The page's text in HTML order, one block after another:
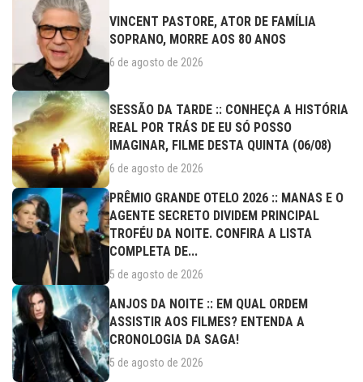
VINCENT PASTORE, ATOR DE FAMÍLIA
SOPRANO, MORRE AOS 80 ANOS
6 de agosto de 2026
SESSÃO DA TARDE :: CONHEÇA A HISTÓRIA
REAL POR TRÁS DE EU SÓ POSSO
IMAGINAR, FILME DESTA QUINTA (06/08)
6 de agosto de 2026
PRÊMIO GRANDE OTELO 2026 :: MANAS E O
AGENTE SECRETO DIVIDEM PRINCIPAL
TROFÉU DA NOITE. CONFIRA A LISTA
COMPLETA DE...
5 de agosto de 2026
ANJOS DA NOITE :: EM QUAL ORDEM
ASSISTIR AOS FILMES? ENTENDA A
CRONOLOGIA DA SAGA!
5 de agosto de 2026